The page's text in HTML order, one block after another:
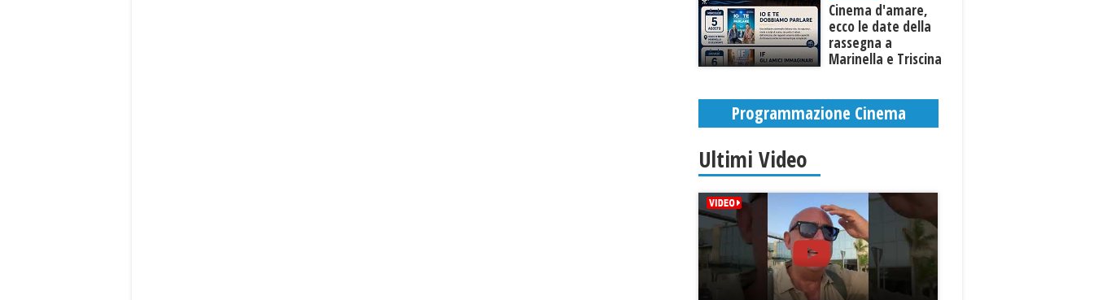
Cinema d'amare,
ecco le date della
rassegna a
Marinella e Triscina
Programmazione Cinema
Ultimi Video